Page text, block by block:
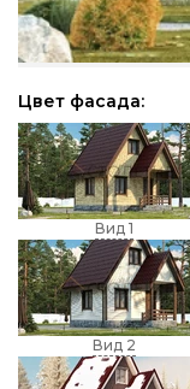
Цвет фасада:
Вид 1
Вид 2